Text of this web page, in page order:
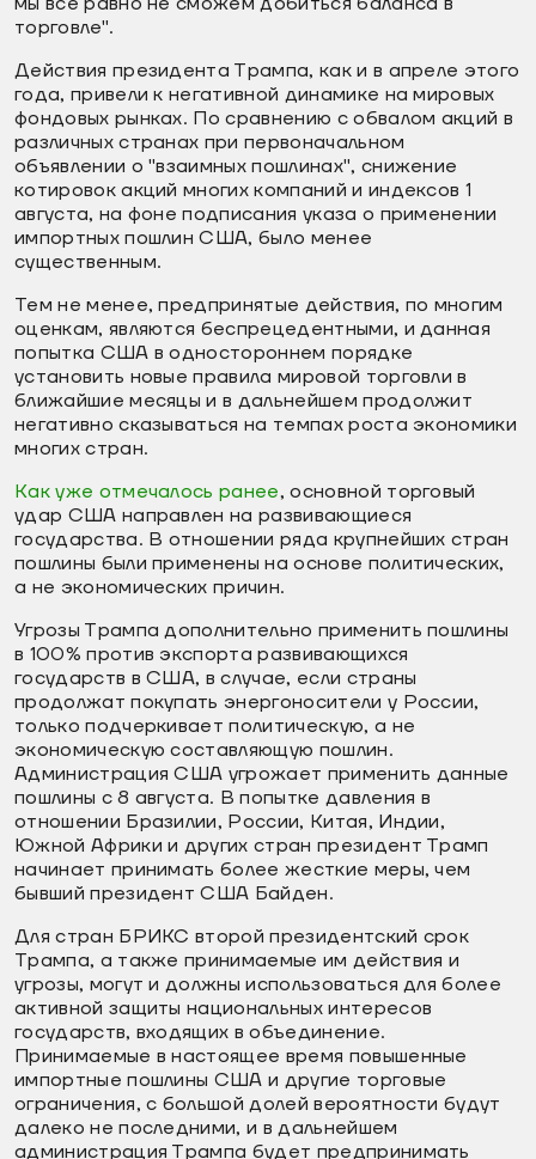
торговле".
Действия президента Трампа, как и в апреле этого
года, привели к негативной динамике на мировых
фондовых рынках. По сравнению с обвалом акций в
различных странах при первоначальном
объявлении о "взаимных пошлинах", снижение
котировок акций многих компаний и индексов 1
августа, на фоне подписания указа о применении
импортных пошлин США, было менее
существенным.
Тем не менее, предпринятые действия, по многим
оценкам, являются беспрецедентными, и данная
попытка США в одностороннем порядке
установить новые правила мировой торговли в
ближайшие месяцы и в дальнейшем продолжит
негативно сказываться на темпах роста экономики
многих стран.
Как уже отмечалось ранее, основной торговый
удар США направлен на развивающиеся
государства. В отношении ряда крупнейших стран
пошлины были применены на основе политических,
а не экономических причин.
Угрозы Трампа дополнительно применить пошлины
в 100% против экспорта развивающихся
государств в США, в случае, если страны
продолжат покупать энергоносители у России,
только подчеркивает политическую, а не
экономическую составляющую пошлин.
Администрация США угрожает применить данные
пошлины с 8 августа. В попытке давления в
отношении Бразилии, России, Китая, Индии,
Южной Африки и других стран президент Трамп
начинает принимать более жесткие меры, чем
бывший президент США Байден.
Для стран БРИКС второй президентский срок
Трампа, а также принимаемые им действия и
угрозы, могут и должны использоваться для более
активной защиты национальных интересов
государств, входящих в объединение.
Принимаемые в настоящее время повышенные
импортные пошлины США и другие торговые
ограничения, с большой долей вероятности будут
далеко не последними, и в дальнейшем
администрация Трампа будет предпринимать